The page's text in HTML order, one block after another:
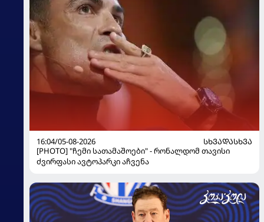
16:04/05-08-2026
ᲡᲮᲕᲐᲓᲐᲡᲮᲕᲐ
[PHOTO] "ჩემი სათამაშოები" - რონალდომ თავისი
ძვირფასი ავტოპარკი აჩვენა